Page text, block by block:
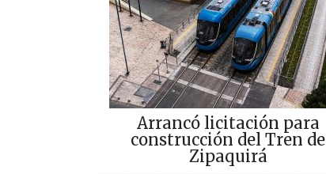
Arrancó licitación para
construcción del Tren de
Zipaquirá